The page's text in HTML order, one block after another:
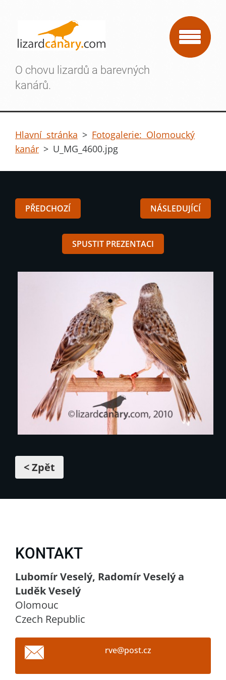
O chovu lizardů a barevných
kanárů.
Hlavní stránka > Fotogalerie: Olomoucký
kanár > U_MG_4600.jpg
PŘEDCHOZÍ NÁSLEDUJÍCÍ
SPUSTIT PREZENTACI
< Zpět
KONTAKT
Lubomír Veselý, Radomír Veselý a
Luděk Veselý
Olomouc
Czech Republic
rve@post.cz